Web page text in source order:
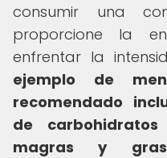
consumir una
proporcione la
enfrentar la
ejemplo de
recomendado
de
magras y